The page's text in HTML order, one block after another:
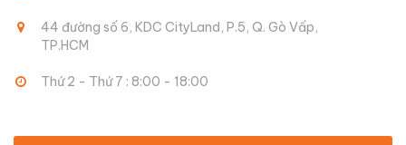
44 đường số 6, KDC CityLand, P.5, Q. Gò Vấp,
TP.HCM
Thứ 2 - Thứ 7 : 8:00 - 18:00